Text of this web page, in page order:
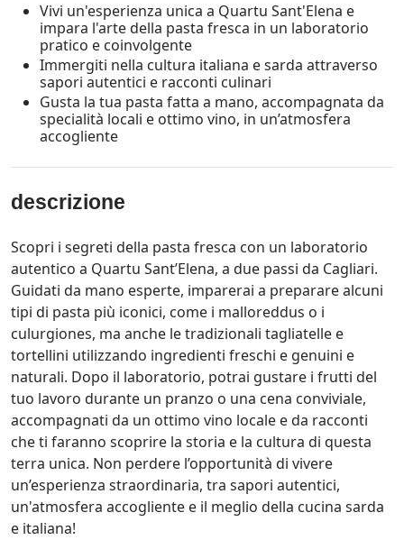
Vivi un'esperienza unica a Quartu Sant'Elena e
impara l'arte della pasta fresca in un laboratorio
pratico e coinvolgente
Immergiti nella cultura italiana e sarda attraverso
sapori autentici e racconti culinari
Gusta la tua pasta fatta a mano, accompagnata da
specialità locali e ottimo vino, in un’atmosfera
accogliente
descrizione
Scopri i segreti della pasta fresca con un laboratorio
autentico a Quartu Sant’Elena, a due passi da Cagliari.
Guidati da mano esperte, imparerai a preparare alcuni
tipi di pasta più iconici, come i malloreddus o i
culurgiones, ma anche le tradizionali tagliatelle e
tortellini utilizzando ingredienti freschi e genuini e
naturali. Dopo il laboratorio, potrai gustare i frutti del
tuo lavoro durante un pranzo o una cena conviviale,
accompagnati da un ottimo vino locale e da racconti
che ti faranno scoprire la storia e la cultura di questa
terra unica. Non perdere l’opportunità di vivere
un’esperienza straordinaria, tra sapori autentici,
un'atmosfera accogliente e il meglio della cucina sarda
e italiana!